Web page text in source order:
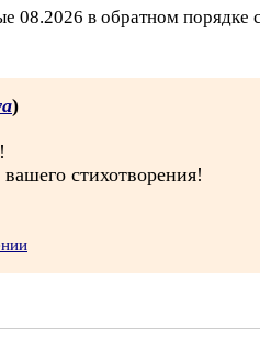
08.2026 в обратном порядке
)
стихотворения!